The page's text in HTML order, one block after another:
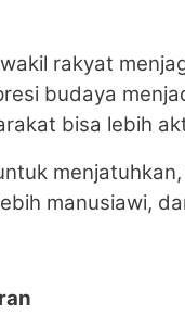
rakyat
budaya
bisa lebih
manusiawi,